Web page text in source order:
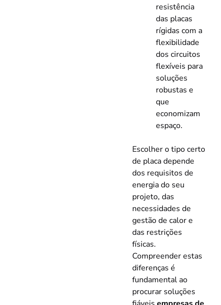
resistência
das placas
rígidas com a
flexibilidade
dos circuitos
flexíveis para
soluções
robustas e
que
economizam
espaço.
Escolher o tipo certo
de placa depende
dos requisitos de
energia do seu
projeto, das
necessidades de
gestão de calor e
das restrições
físicas.
Compreender estas
diferenças é
fundamental ao
procurar soluções